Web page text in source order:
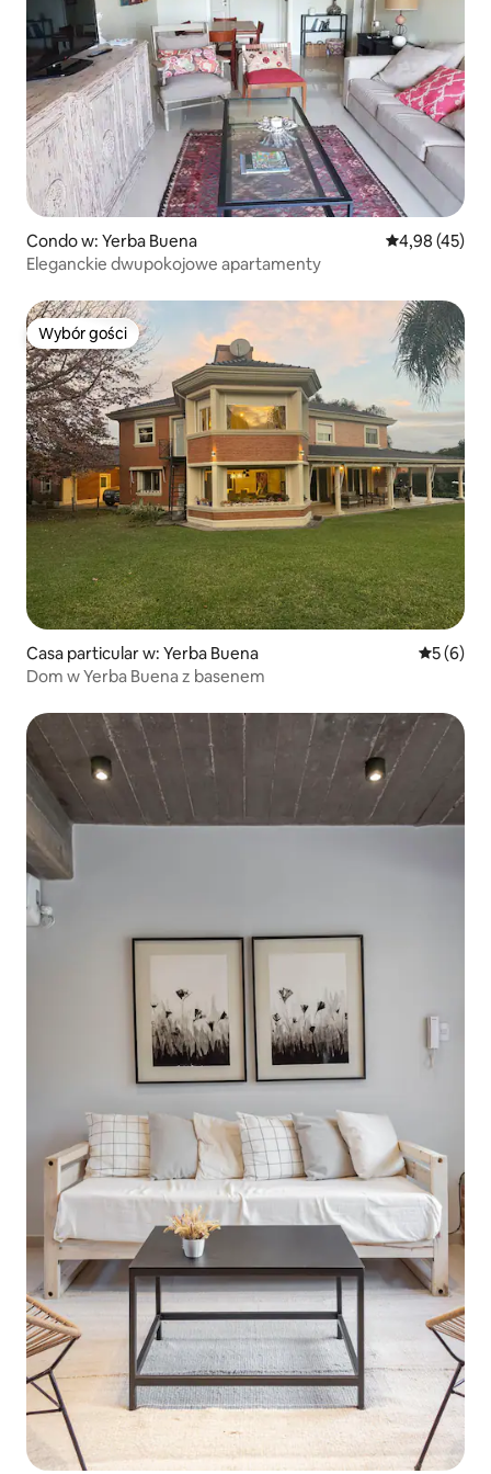
Condo w: Yerba Buena Średnia
4,98 (45)
Eleganckie dwupokojowe apartamenty
Wybór gości
Wybór gości
Casa particular w: Yerba Buena Średnia
5 (6)
Dom w Yerba Buena z basenem